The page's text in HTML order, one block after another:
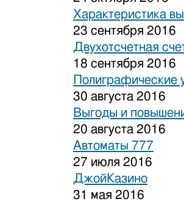
Характеристика
23 сентября 2016
Двухотсчетная
18 сентября 2016
Полиграфические
30 августа 2016
Выгоды и
20 августа 2016
Автоматы 777
27 июля 2016
ДжойКазино
31 мая 2016